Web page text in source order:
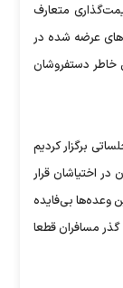
متعارف
عرضه شده در
خاطر دستفروشان
برگزار کردیم
اختیاشان قرار
وعده‌ها بی‌فایده
گذر مسافران قطعا